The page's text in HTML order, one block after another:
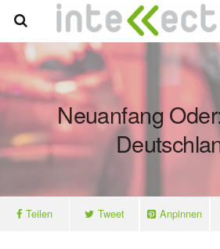
Neuanfang
Teilen Tweet Anpinnen